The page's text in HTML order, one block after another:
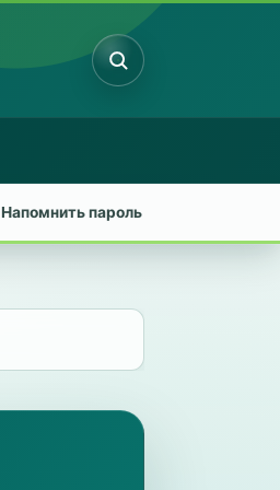
Поиск
Напомнить пароль